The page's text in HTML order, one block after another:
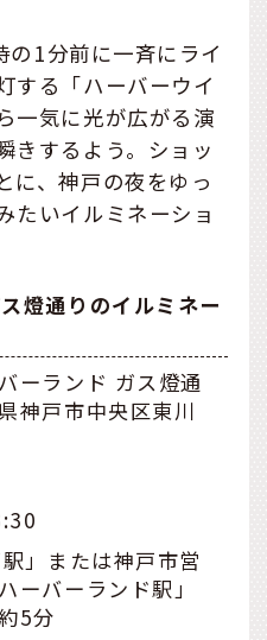
1分前に一斉にライ
する「ハーバーウイ
一気に光が広がる演
きするよう。ショッ
に、神戸の夜をゆっ
たいイルミネーショ
燈通りのイルミネー
ーランド ガス燈通
神戸市中央区東川
」または神戸市営
ーバーランド駅」
5分